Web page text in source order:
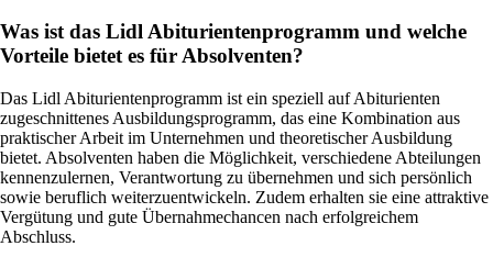
Was ist das Lidl Abiturientenprogramm und welche
Vorteile bietet es für Absolventen?
Das Lidl Abiturientenprogramm ist ein speziell auf Abiturienten
zugeschnittenes Ausbildungsprogramm, das eine Kombination aus
praktischer Arbeit im Unternehmen und theoretischer Ausbildung
bietet. Absolventen haben die Möglichkeit, verschiedene Abteilungen
kennenzulernen, Verantwortung zu übernehmen und sich persönlich
sowie beruflich weiterzuentwickeln. Zudem erhalten sie eine attraktive
Vergütung und gute Übernahmechancen nach erfolgreichem
Abschluss.